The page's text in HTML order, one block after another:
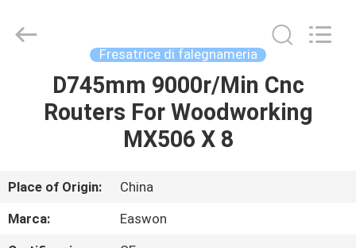
CASA
CIRCA
NOI
Import
Fresatrice di falegnameria
D745mm 9000r/Min Cnc
Routers For Woodworking
MX506 X 8
Place of Origin:
China
Marca:
Easwon